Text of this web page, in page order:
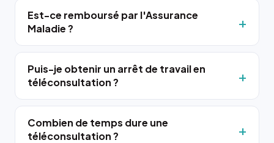
Est-ce remboursé par l'Assurance
Maladie ?
Puis-je obtenir un arrêt de travail en
téléconsultation ?
Combien de temps dure une
téléconsultation ?